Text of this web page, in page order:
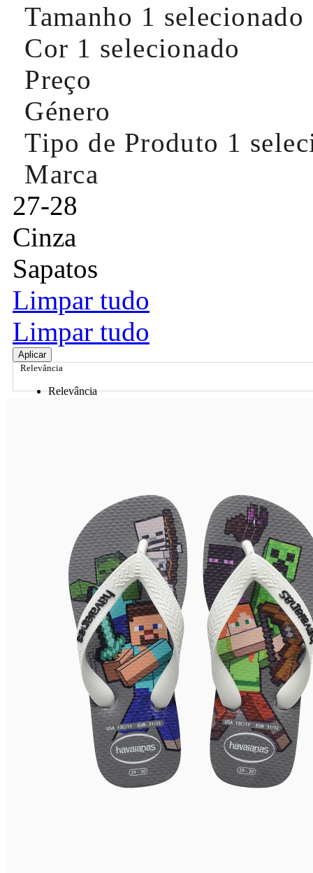
Tamanho 1 selecionado
Cor 1 selecionado
Preço
Género
Tipo de Produto 1
Marca
27-28
Cinza
Sapatos
Limpar tudo
Limpar tudo
Aplicar
Relevância
Relevância
Preço Crescente
Preço Decrescente
Nome do Produto A - Z
Nome do Produto Z - A